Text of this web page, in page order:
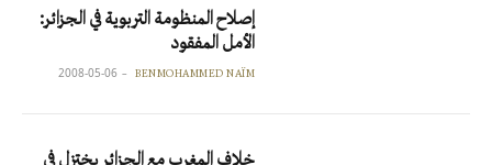
إصلاح المنظومة التربوية في الجزائر:
الأمل المفقود
BENMOHAMMED NAÏM
2008-05-06
خلاف المغرب مع الجزائر يختزل في